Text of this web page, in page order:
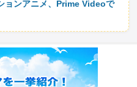
ョンアニメ、Prime Videoで